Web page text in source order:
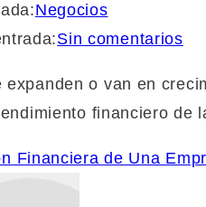
Negocios
Sin comentarios
expanden o van en
financiero
Financiera de Una